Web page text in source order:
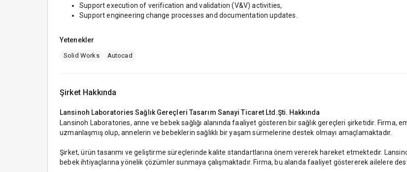
Support execution of verification and validation (V&V) activities,
Support engineering change processes and documentation updates.
Yetenekler
Solid Works Autocad
Şirket Hakkında
Lansinoh Laboratories Sağlık Gereçleri Tasarım Sanayi Ticaret Ltd.Şti. Hakkında
Lansinoh Laboratories, anne ve bebek sağlığı alanında faaliyet gösteren bir sağlık gereçleri şirketidir. Firma,
uzmanlaşmış olup, annelerin ve bebeklerin sağlıklı bir yaşam sürmelerine destek olmayı amaçlamaktadır.
Şirket, ürün tasarımı ve geliştirme süreçlerinde kalite standartlarına önem vererek hareket etmektedir.
bebek ihtiyaçlarına yönelik çözümler sunmaya çalışmaktadır. Firma, bu alanda faaliyet göstererek ailelere